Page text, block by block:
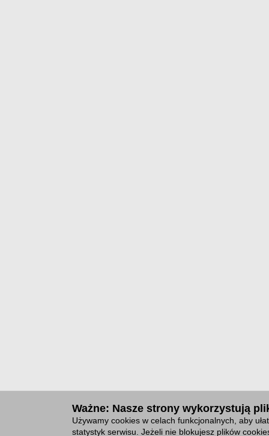
Ważne: Nasze strony wykorzystują
Używamy cookies w celach funkcjonalnych, aby
statystyk serwisu. Jeżeli nie blokujesz plików